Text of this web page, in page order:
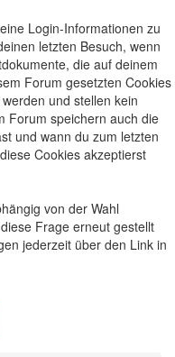
Login-Informationen zu
letzten Besuch, wenn
die auf deinem
Forum gesetzten Cookies
und stellen kein
Forum speichern auch die
und wann du zum letzten
Cookies akzeptierst
von der Wahl
Frage erneut gestellt
jederzeit über den Link in